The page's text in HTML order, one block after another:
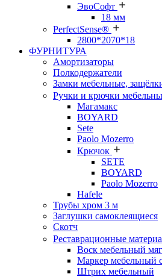
ЭвоСофт
18 мм
PerfectSense®
2800*2070*18
ФУРНИТУРА
Амортизаторы
Полкодержатели
Замки мебельные,
Ручки и крючки
Магамакс
BOYARD
Sete
Paolo Mozerro
Крючок
SETE
BOYARD
Paolo Mozerro
Hafele
Трубы хром 3 м
Заглушки самоклеящиеся
Скотч
Реставрационные
Воск мебельный
Маркер мебельный
Штрих мебельный